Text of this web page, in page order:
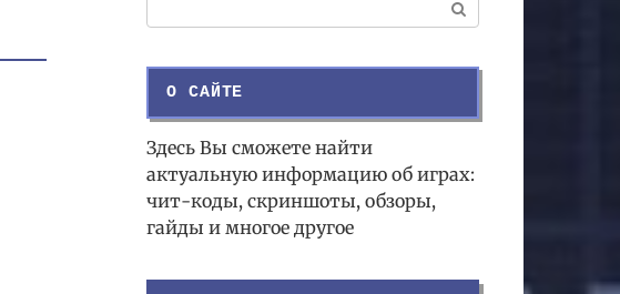
О САЙТЕ
Здесь Вы сможете найти
актуальную информацию об играх:
чит-коды, скриншоты, обзоры,
гайды и многое другое